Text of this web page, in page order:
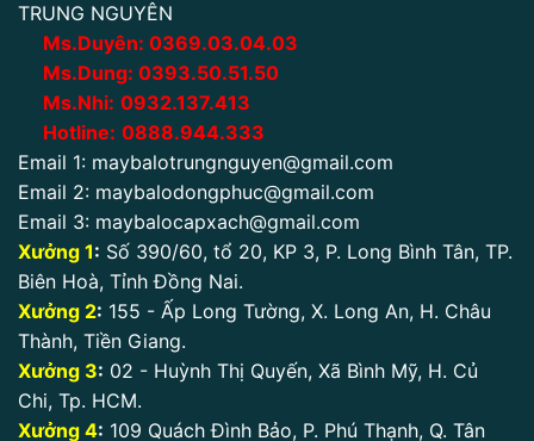
TRUNG NGUYÊN
Ms.Duyên: 0369.03.04.03
Ms.Dung: 0393.50.51.50
Ms.Nhi: 0932.137.413
Hotline: 0888.944.333
Email 1: maybalotrungnguyen@gmail.com
Email 2: maybalodongphuc@gmail.com
Email 3: maybalocapxach@gmail.com
Xưởng 1: Số 390/60, tổ 20, KP 3, P. Long Bình Tân, TP.
Biên Hoà, Tỉnh Đồng Nai.
Xưởng 2: 155 - Ấp Long Tường, X. Long An, H. Châu
Thành, Tiền Giang.
Xưởng 3: 02 - Huỳnh Thị Quyến, Xã Bình Mỹ, H. Củ
Chi, Tp. HCM.
Xưởng 4: 109 Quách Đình Bảo, P. Phú Thạnh, Q. Tân